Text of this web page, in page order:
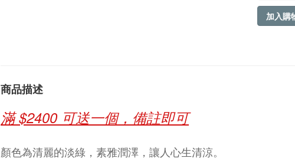
加入購
商品描述
滿 $2400 可送一個，備註即可
顏色為清麗的淡綠，素雅潤澤，讓人心生清涼。